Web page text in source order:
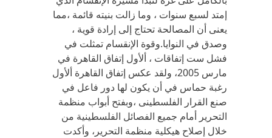
إمتد لسبع سنوات ، وما زالت بنيته قائمة ،مما
يعنى أن المصالحة تحتاج إلى إرادة قوية ،
وصدق في النوايا.وقوة الإنقسام تمثلت في
فشل ست إتفاقات ، ألأول إتفاق القاهرة في
مارس 2005، ولقد عكس إتفاق القاهرة ألأول
رغبة حماس في أن يكون لها دور فاعل في
صنع القرار الفلسطينى ،وبفتح أبواب منظمة
التحرير أمام جميع الفصائل الفلسطينية من
خلال إصلاح هيكلية منظمة التحرير، وأكدت